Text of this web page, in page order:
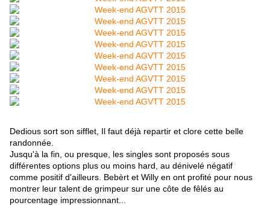
Dedious sort son sifflet, Il faut déjà repartir et clore cette belle
randonnée.
Jusqu'à la fin, ou presque, les singles sont proposés sous
différentes options plus ou moins hard, au dénivelé négatif
comme positif d'ailleurs. Bebèrt et Willy en ont profité pour nous
montrer leur talent de grimpeur sur une côte de fêlés au
pourcentage impressionnant...